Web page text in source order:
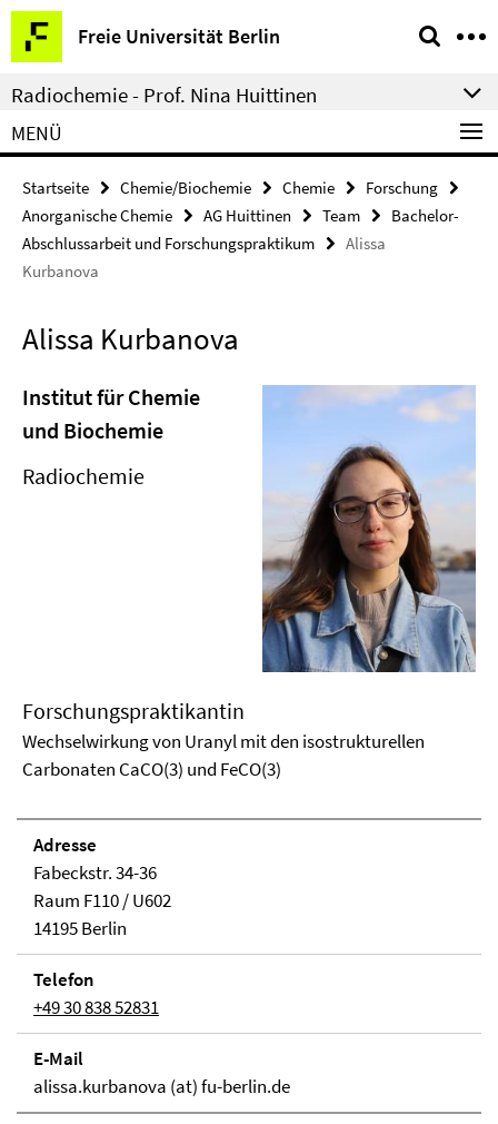
Springe
direkt
zu
Inhalt
Freie Universität Berlin
Service-
Navigation
Radiochemie - Prof. Nina Huittinen
MENÜ
Startseite Chemie/Biochemie Chemie
Forschung
Anorganische Chemie
AG Huittinen Team
Bachelor-
Abschlussarbeit und Forschungspraktikum
Alissa
Kurbanova
Alissa Kurbanova
Institut für Chemie
und Biochemie
Radiochemie
Forschungspraktikantin
Wechselwirkung von Uranyl mit den isostrukturellen
Carbonaten CaCO(3) und FeCO(3)
Adresse
Fabeckstr. 34-36
Raum F110 / U602
14195 Berlin
Telefon
+49 30 838 52831
E-Mail
alissa.kurbanova (at) fu-berlin.de